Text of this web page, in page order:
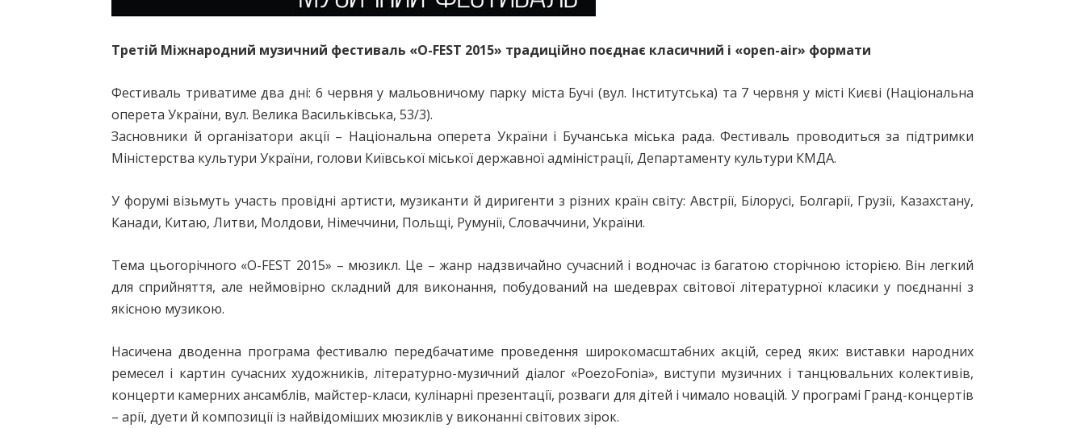
Третій Міжнародний музичний фестиваль «О-FEST 2015» традиційно поєднає класичний і «open-air» формати
Фестиваль триватиме два дні: 6 червня у мальовничому парку міста Бучі (вул. Інститутська) та 7 червня у місті Києві (Національна
оперета України, вул. Велика Васильківська, 53/3).
Засновники й організатори акції – Національна оперета України і Бучанська міська рада. Фестиваль проводиться за підтримки
Міністерства культури України, голови Київської міської державної адміністрації, Департаменту культури КМДА.
У форумі візьмуть участь провідні артисти, музиканти й диригенти з різних країн світу: Австрії, Білорусі, Болгарії, Грузії, Казахстану,
Канади, Китаю, Литви, Молдови, Німеччини, Польщі, Румунії, Словаччини, України.
Тема цьогорічного «О-FEST 2015» – мюзикл. Це – жанр надзвичайно сучасний і водночас із багатою сторічною історією. Він легкий
для сприйняття, але неймовірно складний для виконання, побудований на шедеврах світової літературної класики у поєднанні з
якісною музикою.
Насичена дводенна програма фестивалю передбачатиме проведення широкомасштабних акцій, серед яких: виставки народних
ремесел і картин сучасних художників, літературно-музичний діалог «PoezoFonia», виступи музичних і танцювальних колективів,
концерти камерних ансамблів, майстер-класи, кулінарні презентації, розваги для дітей і чимало новацій. У програмі Гранд-концертів
– арії, дуети й композиції із найвідоміших мюзиклів у виконанні світових зірок.